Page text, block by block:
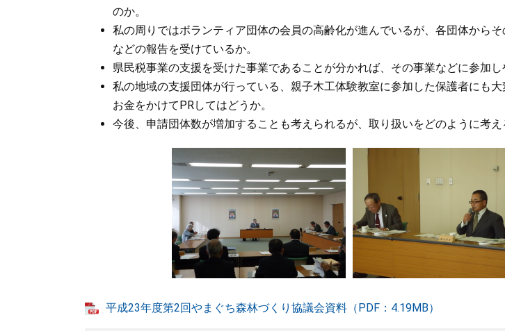
のか。
私の周りではボランティア団体の会員の高齢化が進んでいるが、各団体から
などの報告を受けているか。
県民税事業の支援を受けた事業であることが分かれば、その事業などに参加し
私の地域の支援団体が行っている、親子木工体験教室に参加した保護者にも
お金をかけてPRしてはどうか。
今後、申請団体数が増加することも考えられるが、取り扱いをどのように考え
平成23年度第2回やまぐち森林づくり協議会資料（PDF：4.19MB）